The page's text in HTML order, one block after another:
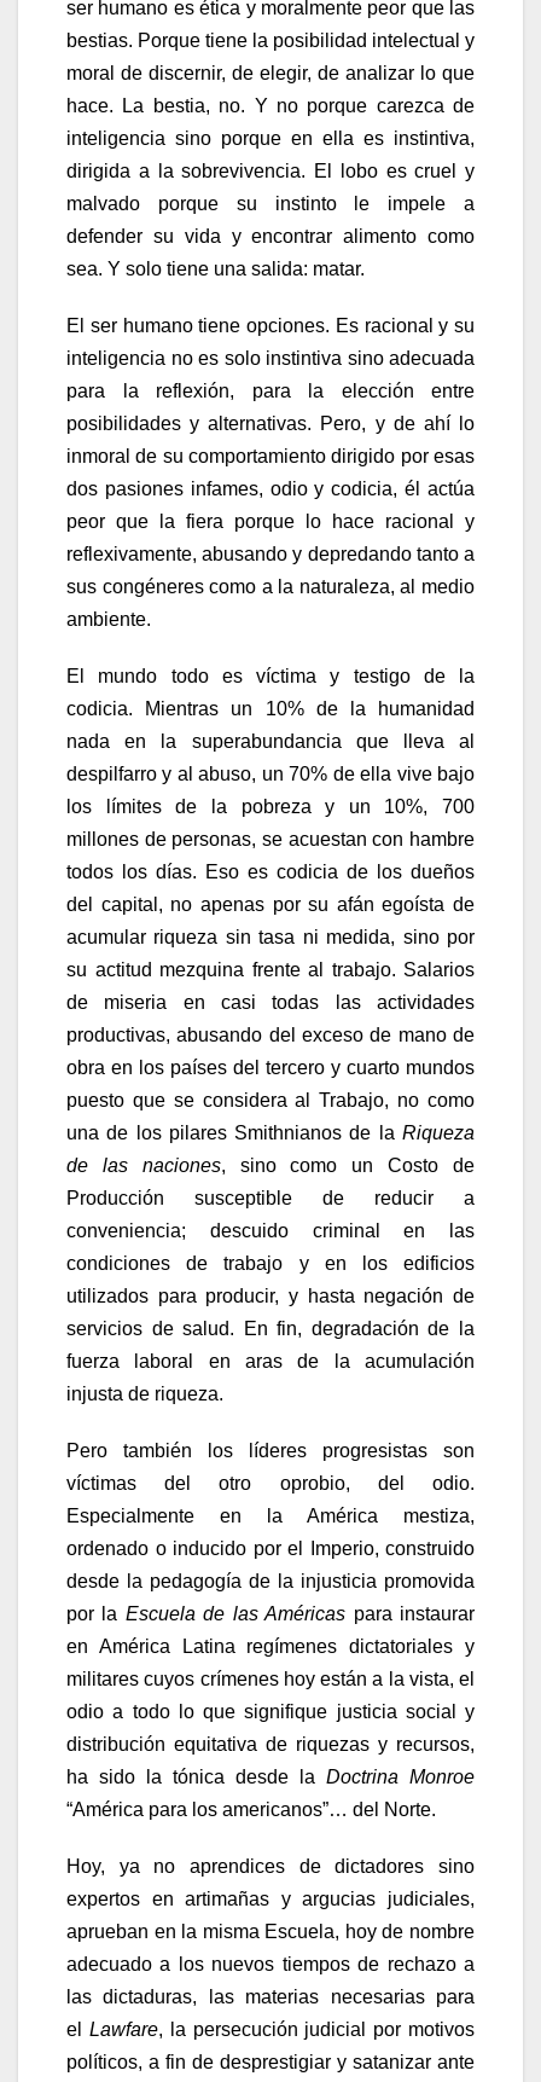
ser humano es ética y moralmente peor que las
bestias. Porque tiene la posibilidad intelectual y
moral de discernir, de elegir, de analizar lo que
hace. La bestia, no. Y no porque carezca de
inteligencia sino porque en ella es instintiva,
dirigida a la sobrevivencia. El lobo es cruel y
malvado porque su instinto le impele a
defender su vida y encontrar alimento como
sea. Y solo tiene una salida: matar.
El ser humano tiene opciones. Es racional y su
inteligencia no es solo instintiva sino adecuada
para la reflexión, para la elección entre
posibilidades y alternativas. Pero, y de ahí lo
inmoral de su comportamiento dirigido por esas
dos pasiones infames, odio y codicia, él actúa
peor que la fiera porque lo hace racional y
reflexivamente, abusando y depredando tanto a
sus congéneres como a la naturaleza, al medio
ambiente.
El mundo todo es víctima y testigo de la
codicia. Mientras un 10% de la humanidad
nada en la superabundancia que lleva al
despilfarro y al abuso, un 70% de ella vive bajo
los límites de la pobreza y un 10%, 700
millones de personas, se acuestan con hambre
todos los días. Eso es codicia de los dueños
del capital, no apenas por su afán egoísta de
acumular riqueza sin tasa ni medida, sino por
su actitud mezquina frente al trabajo. Salarios
de miseria en casi todas las actividades
productivas, abusando del exceso de mano de
obra en los países del tercero y cuarto mundos
puesto que se considera al Trabajo, no como
una de los pilares Smithnianos de la Riqueza
de las naciones, sino como un Costo de
Producción susceptible de reducir a
conveniencia; descuido criminal en las
condiciones de trabajo y en los edificios
utilizados para producir, y hasta negación de
servicios de salud. En fin, degradación de la
fuerza laboral en aras de la acumulación
injusta de riqueza.
Pero también los líderes progresistas son
víctimas del otro oprobio, del odio.
Especialmente en la América mestiza,
ordenado o inducido por el Imperio, construido
desde la pedagogía de la injusticia promovida
por la Escuela de las Américas para instaurar
en América Latina regímenes dictatoriales y
militares cuyos crímenes hoy están a la vista, el
odio a todo lo que signifique justicia social y
distribución equitativa de riquezas y recursos,
ha sido la tónica desde la Doctrina Monroe
“América para los americanos”… del Norte.
Hoy, ya no aprendices de dictadores sino
expertos en artimañas y argucias judiciales,
aprueban en la misma Escuela, hoy de nombre
adecuado a los nuevos tiempos de rechazo a
las dictaduras, las materias necesarias para
el Lawfare, la persecución judicial por motivos
políticos, a fin de desprestigiar y satanizar ante